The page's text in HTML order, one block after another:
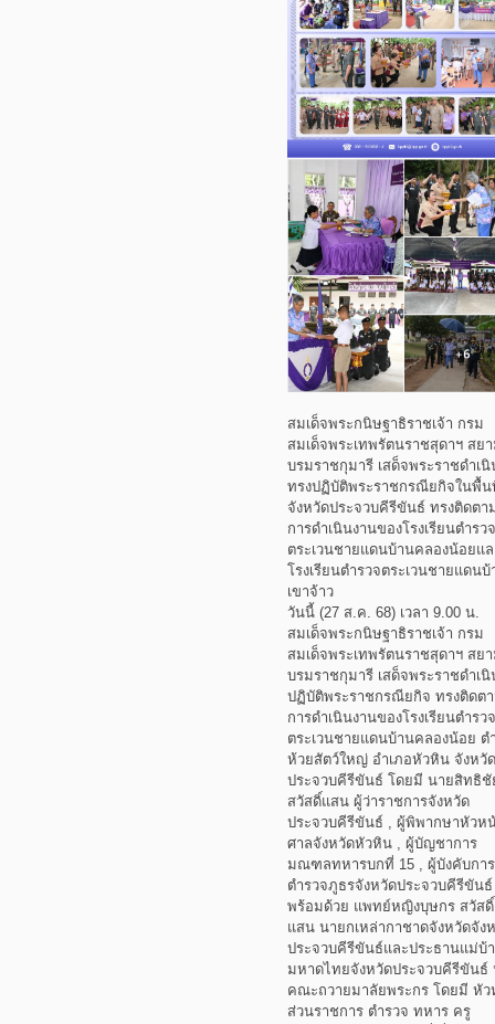
สมเด็จพระกนิษฐาธิราชเจ้า กรม
สมเด็จพระเทพรัตนราชสุดาฯ สย
บรมราชกุมารี เสด็จพระราชดำเนิ
ทรงปฏิบัติพระราชกรณียกิจในพื้
จังหวัดประจวบคีรีขันธ์ ทรงติดตา
การดำเนินงานของโรงเรียนตำรวจ
ตระเวนชายแดนบ้านคลองน้อยแ
โรงเรียนตำรวจตระเวนชายแดนบ้
เขาจ้าว
วันนี้ (27 ส.ค. 68) เวลา 9.00 น.
สมเด็จพระกนิษฐาธิราชเจ้า กรม
สมเด็จพระเทพรัตนราชสุดาฯ สย
บรมราชกุมารี เสด็จพระราชดำเนิ
ปฏิบัติพระราชกรณียกิจ ทรงติดต
การดำเนินงานของโรงเรียนตำรวจ
ตระเวนชายแดนบ้านคลองน้อย ต
ห้วยสัตว์ใหญ่ อำเภอหัวหิน จังหวัด
ประจวบคีรีขันธ์ โดยมี นายสิทธิชั
สวัสดิ์แสน ผู้ว่าราชการจังหวัด
ประจวบคีรีขันธ์ , ผู้พิพากษาหัวห
ศาลจังหวัดหัวหิน , ผู้บัญชาการ
มณฑลทหารบกที่ 15 , ผู้บังคับการ
ตำรวจภูธรจังหวัดประจวบคีรีขันธ์
พร้อมด้วย แพทย์หญิงบุษกร สวัสดิ์
แสน นายกเหล่ากาชาดจังหวัดจัง
ประจวบคีรีขันธ์และประธานแม่บ้
มหาดไทยจังหวัดประจวบคีรีขันธ์
คณะถวายมาลัยพระกร โดยมี หัว
ส่วนราชการ ตำรวจ ทหาร ครู